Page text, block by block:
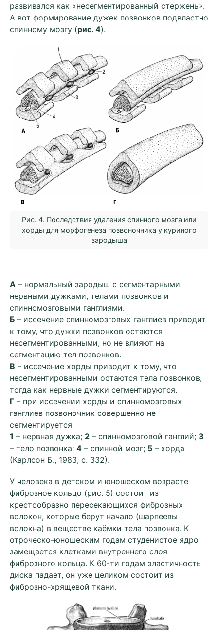
развивался как «несегментированный стержень».
А вот формирование дужек позвонков подвластно
спинному мозгу (рис. 4).
Рис. 4. Последствия удаления спинного мозга или
хорды для морфогенеза позвоночника у куриного
зародыша
А – нормальный зародыш с сегментарными
нервными дужками, телами позвонков и
спинномозговыми ганглиями.
Б – иссечение спинномозговых ганглиев приводит
к тому, что дужки позвонков остаются
несегментированными, но не влияют на
сегментацию тел позвонков.
В – иссечение хорды приводит к тому, что
несегментированными остаются тела позвонков,
тогда как нервные дужки сегментируются.
Г – при иссечении хорды и спинномозговых
ганглиев позвоночник совершенно не
сегментируется.
1 – нервная дужка; 2 – спинномозговой ганглий; 3
– тело позвонка; 4 – спинной мозг; 5 – хорда
(Карлсон Б., 1983, с. 332).
У человека в детском и юношеском возрасте
фиброзное кольцо (рис. 5) состоит из
крестообразно пересекающихся фиброзных
волокон, которые берут начало (шарпеевы
волокна) в веществе каёмки тела позвонка. К
отроческо-юношеским годам студенистое ядро
замещается клетками внутреннего слоя
фиброзного кольца. К 60-ти годам эластичность
диска падает, он уже целиком состоит из
фиброзно-хрящевой ткани.